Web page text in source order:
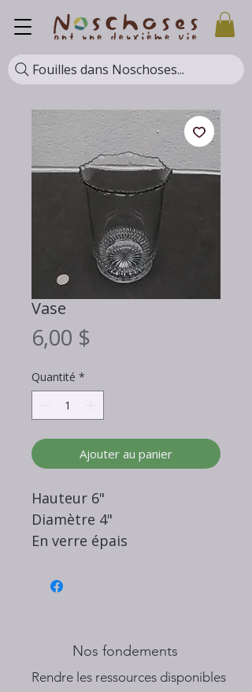
Fouilles dans Noschoses...
Vase
6,00 $
Quantité *
Ajouter au panier
Hauteur 6"
Diamètre 4"
En verre épais
Nos fondements
​Rendre les ressources disponibles